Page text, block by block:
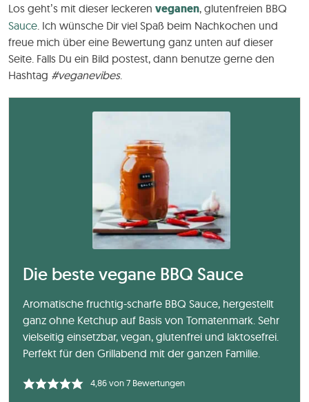
Los geht’s mit dieser leckeren veganen, glutenfreien BBQ
Sauce . Ich wünsche Dir viel Spaß beim Nachkochen und
freue mich über eine Bewertung ganz unten auf dieser
Seite. Falls Du ein Bild postest, dann benutze gerne den
Hashtag #veganevibes.
Die beste vegane BBQ Sauce
Aromatische fruchtig-scharfe BBQ Sauce, hergestellt
ganz ohne Ketchup auf Basis von Tomatenmark. Sehr
vielseitig einsetzbar, vegan, glutenfrei und laktosefrei.
Perfekt für den Grillabend mit der ganzen Familie.
4,86von7Bewertungen